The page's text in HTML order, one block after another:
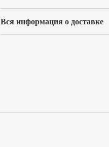
Вся информация о доставке